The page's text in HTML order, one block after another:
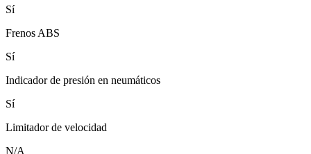
Sí
Frenos ABS
Sí
Indicador de presión en neumáticos
Sí
Limitador de velocidad
N/A